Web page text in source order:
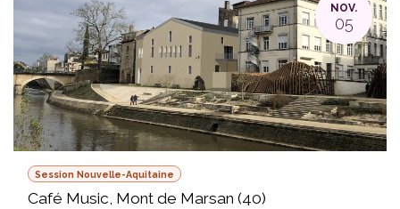
NOV.
05
Session Nouvelle-Aquitaine
Café Music, Mont de Marsan (40)